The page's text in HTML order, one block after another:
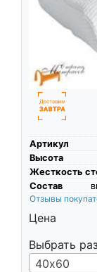
Артикул
Высота
Жесткость
Состав
Отзывы
Цена
Выбрать
40х60